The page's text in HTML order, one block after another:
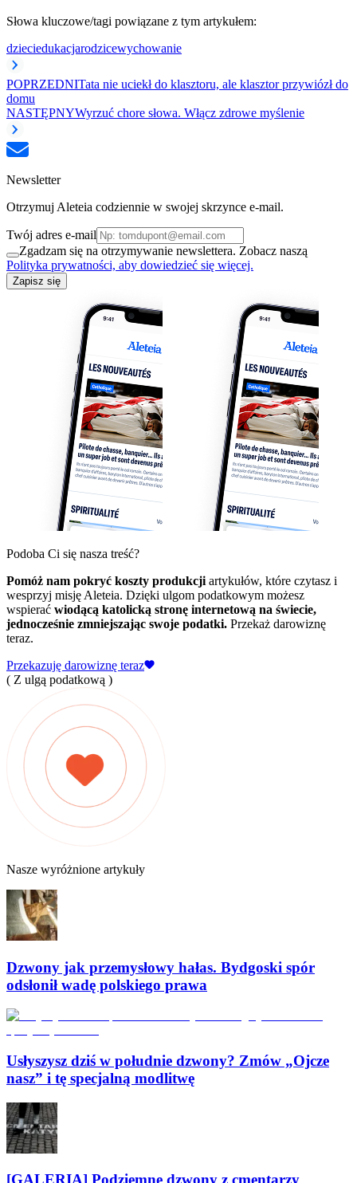
Słowa kluczowe/tagi powiązane z tym artykułem:
dzieciedukacjarodzicewychowanie
POPRZEDNITata nie uciekł do klasztoru, ale klasztor przywiózł do
domu
NASTĘPNYWyrzuć chore słowa. Włącz zdrowe myślenie
Newsletter
Otrzymuj Aleteia codziennie w swojej skrzynce e-mail.
Twój adres e-mail
Zgadzam się na otrzymywanie newslettera. Zobacz naszą
Polityka prywatności, aby dowiedzieć się więcej.
Zapisz się
Podoba Ci się nasza treść?
Pomóż nam pokryć koszty produkcji artykułów, które czytasz i
wesprzyj misję Aleteia. Dzięki ulgom podatkowym możesz
wspierać wiodącą katolicką stronę internetową na świecie,
jednocześnie zmniejszając swoje podatki. Przekaż darowiznę
teraz.
Przekazuję darowiznę teraz
( Z ulgą podatkową )
Nasze wyróżnione artykuły
Dzwony jak przemysłowy hałas. Bydgoski spór
odsłonił wadę polskiego prawa
Usłyszysz dziś w południe dzwony? Zmów „Ojcze
nasz” i tę specjalną modlitwę